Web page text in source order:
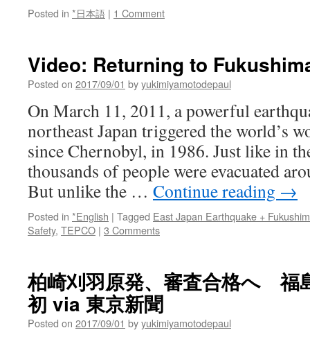
Posted in *日本語 | 1 Comment
Video: Returning to
Posted on 2017/09/01 byyukimiyamotodepaul
On March 11, 2011, a powerful
northeast Japan triggered the world’s
since Chernobyl, in 1986. Just like in
thousands of people were evacuated
But unlike the … Continue reading →
Posted in *English | Tagged East Japan Earthquake +
Safety, TEPCO | 3 Comments
柏崎刈羽原発、審査合格へ 福
初 via 東京新聞
Posted on 2017/09/01 byyukimiyamotodepaul